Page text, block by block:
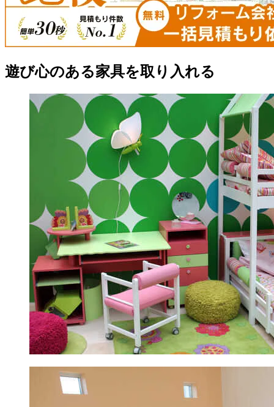
遊び心のある家具を取り入れる